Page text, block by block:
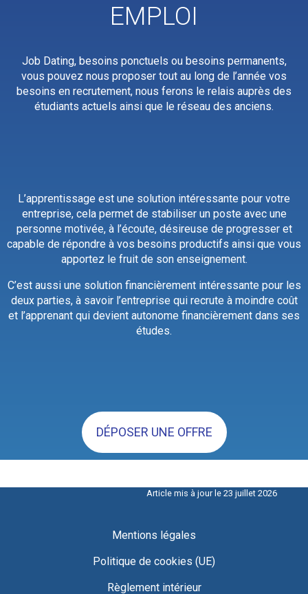
EMPLOI
Job Dating, besoins ponctuels ou besoins permanents,
vous pouvez nous proposer tout au long de l’année vos
besoins en recrutement, nous ferons le relais auprès des
étudiants actuels ainsi que le réseau des anciens.
L’apprentissage est une solution intéressante pour votre
entreprise, cela permet de stabiliser un poste avec une
personne motivée, à l’écoute, désireuse de progresser et
capable de répondre à vos besoins productifs ainsi que vous
apportez le fruit de son enseignement.
C’est aussi une solution financièrement intéressante pour les
deux parties, à savoir l’entreprise qui recrute à moindre coût
et l’apprenant qui devient autonome financièrement dans ses
études.
DÉPOSER UNE OFFRE
Article mis à jour le 23 juillet 2026
Mentions légales
Politique de cookies (UE)
Règlement intérieur